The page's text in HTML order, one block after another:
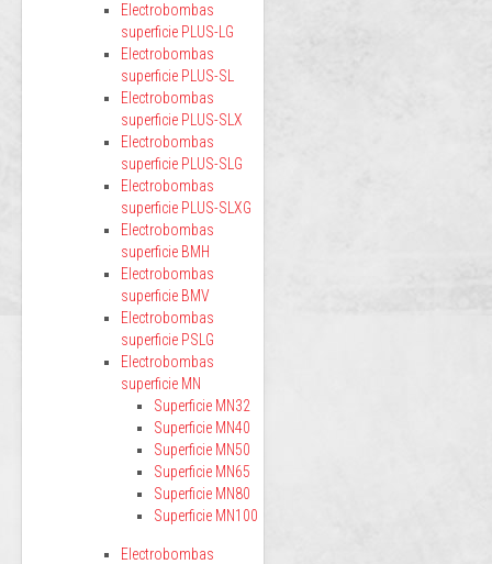
Electrobombas
superficie PLUS-LG
Electrobombas
superficie PLUS-SL
Electrobombas
superficie PLUS-SLX
Electrobombas
superficie PLUS-SLG
Electrobombas
superficie PLUS-SLXG
Electrobombas
superficie BMH
Electrobombas
superficie BMV
Electrobombas
superficie PSLG
Electrobombas
superficie MN
Superficie MN32
Superficie MN40
Superficie MN50
Superficie MN65
Superficie MN80
Superficie MN100
Electrobombas